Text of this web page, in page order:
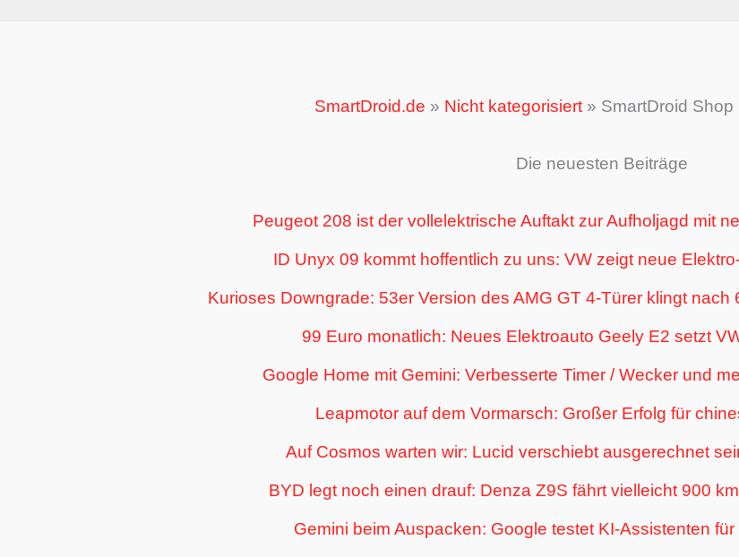
SmartDroid.de » Nicht kategorisiert » SmartDroid
Die neuesten Beiträge
Peugeot 208 ist der vollelektrische Auftakt zur Aufholjagd mit
ID Unyx 09 kommt hoffentlich zu uns: VW zeigt neue
Kurioses Downgrade: 53er Version des AMG GT 4-Türer klingt
99 Euro monatlich: Neues Elektroauto Geely E2 setzt
Google Home mit Gemini: Verbesserte Timer / Wecker und
Leapmotor auf dem Vormarsch: Großer Erfolg für
Auf Cosmos warten wir: Lucid verschiebt ausgerechnet
BYD legt noch einen drauf: Denza Z9S fährt vielleicht 900
Gemini beim Auspacken: Google testet KI-Assistenten